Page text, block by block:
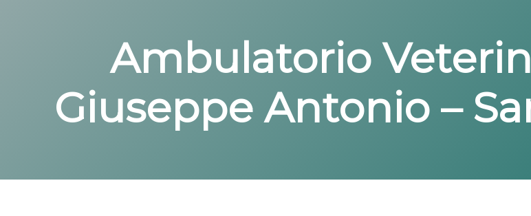
Ambulatorio
Giuseppe Antonio –